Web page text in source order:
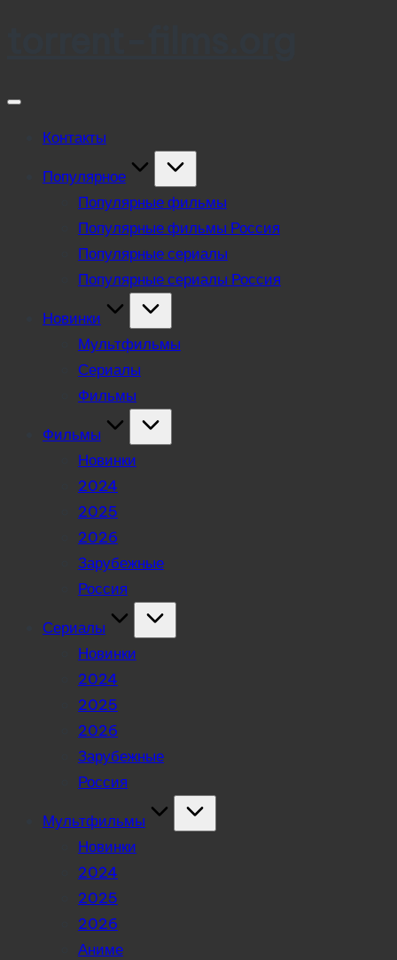
Контакты
Популярное
Популярные фильмы
Популярные фильмы Россия
Популярные сериалы
Популярные сериалы Россия
Новинки
Мультфильмы
Сериалы
Фильмы
Фильмы
Новинки
2024
2025
2026
Зарубежные
Россия
Сериалы
Новинки
2024
2025
2026
Зарубежные
Россия
Мультфильмы
Новинки
2024
2025
2026
Аниме